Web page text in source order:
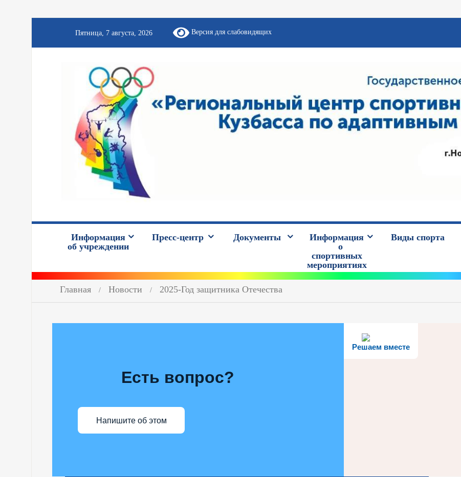
Версия для слабовидящих
Пятница, 7 августа, 2026
Информация
об учреждении
Пресс-центр Документы
Информация
о
спортивных
мероприятиях
Виды спорта
Главная Новости 2025-Год защитника Отечества
Решаем вместе
Есть вопрос?
Напишите об этом